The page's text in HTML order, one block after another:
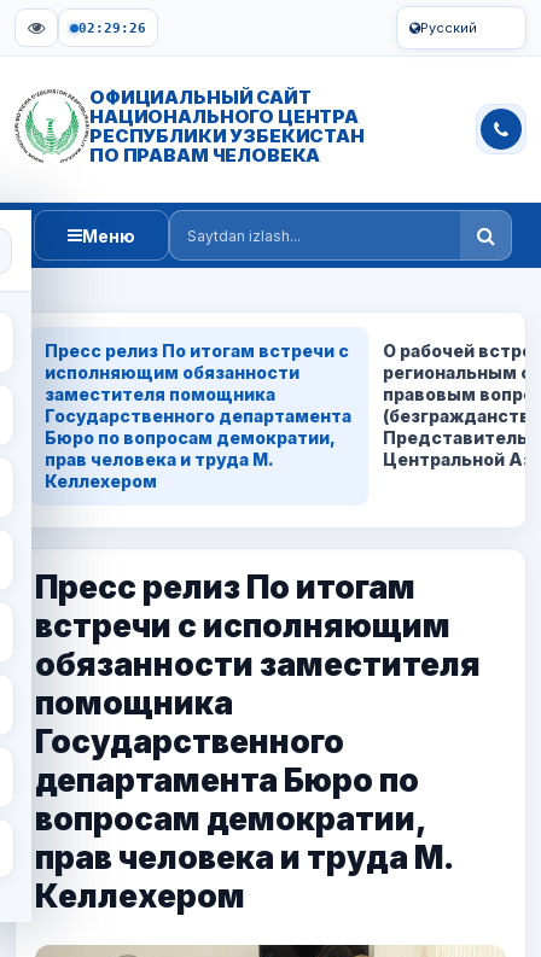
02:29:26 Русский
ОФИЦИАЛЬНЫЙ САЙТ
НАЦИОНАЛЬНОГО ЦЕНТРА
РЕСПУБЛИКИ УЗБЕКИСТАН
ПО ПРАВАМ ЧЕЛОВЕКА
Меню
Saytdan izlash
Пресс релиз По итогам встречи с
исполняющим обязанности
заместителя помощника
Государственного департамента
Бюро по вопросам демократии,
прав человека и труда М.
Келлехером
О рабочей
региональным
правовым
Центральной
Пресс релиз По итогам
встречи с исполняющим
обязанности заместителя
помощника
Государственного
департамента Бюро по
вопросам демократии,
прав человека и труда М.
Келлехером